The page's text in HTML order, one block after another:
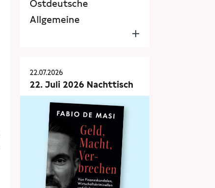
Ostdeutsche
Allgemeine
22.07.2026
22. Juli 2026 Nachttisch